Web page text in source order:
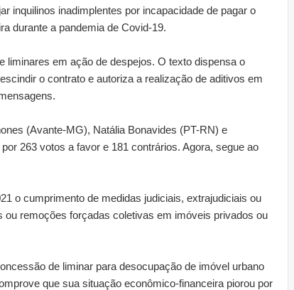
inquilinos inadimplentes por incapacidade de pagar o
durante a pandemia de Covid-19.
liminares em ação de despejos. O texto dispensa o
o contrato e autoriza a realização de aditivos em
(Avante-MG), Natália Bonavides (PT-RN) e
263 votos a favor e 181 contrários. Agora, segue ao
o cumprimento de medidas judiciais, extrajudiciais ou
remoções forçadas coletivas em imóveis privados ou
de liminar para desocupação de imóvel urbano
que sua situação econômico-financeira piorou por